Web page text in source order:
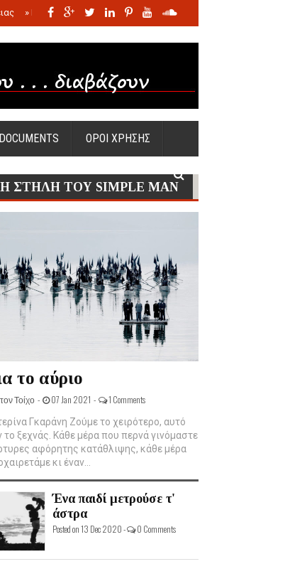
» Η σφαγή των νηπίων της Σάντας
DOCUMENTS ΟΡΟΙ ΧΡΗΣΗΣ
Η ΣΤΗΛΗ ΤΟΥ SIMPLE MAN
το αύριο
Τοίχο - 07 Jan 2021 - 1 Comments
Γκαράνη Ζούμε το χειρότερο, αυτό
το ξεχνάς. Κάθε μέρα που περνά γινόμαστε
αφόρητης κατάθλιψης, κάθε μέρα
κι έναν...
Ένα παιδί μετρούσε τ'
άστρα
Posted on 13 Dec 2020 - 0 Comments